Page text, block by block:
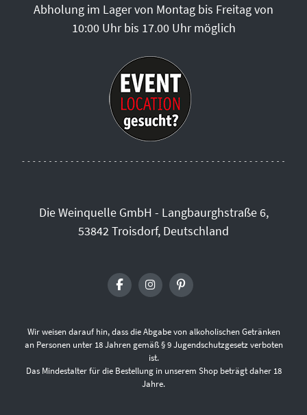
Abholung im Lager von Montag bis Freitag von
10:00 Uhr bis 17.00 Uhr möglich
Die Weinquelle GmbH - Langbaurghstraße 6,
53842 Troisdorf, Deutschland
Wir weisen darauf hin, dass die Abgabe von alkoholischen Getränken
an Personen unter 18 Jahren gemäß § 9 Jugendschutzgesetz verboten
ist.
Das Mindestalter für die Bestellung in unserem Shop beträgt daher 18
Jahre.